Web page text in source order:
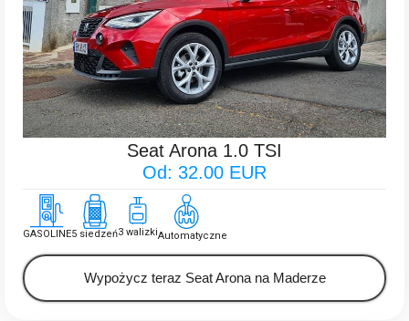
Seat Arona 1.0 TSI
Od: 32.00 EUR
GASOLINE5 siedzeń3 walizkiAutomatyczne
Wypożycz teraz Seat Arona na Maderze